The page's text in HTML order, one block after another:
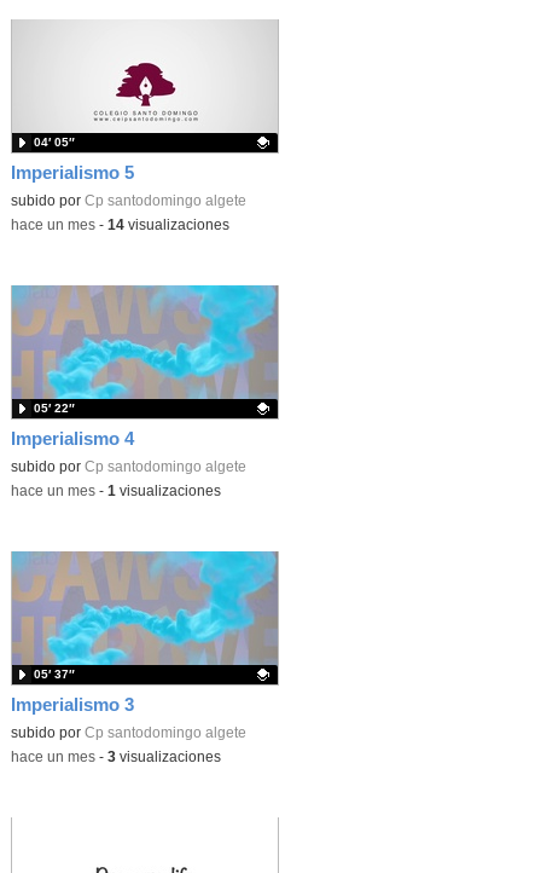
Imperialismo 5
Contenido educativo.
subido por Cp santodomingo algete
04′ 05″
-hace un mes- 14visualizaciones
Imperialismo 4
Contenido educativo.
subido por Cp santodomingo algete
05′ 22″
-hace un mes- 1 visualizaciones
Imperialismo 3
Contenido educativo.
subido por Cp santodomingo algete
05′ 37″
-hace un mes- 3visualizaciones